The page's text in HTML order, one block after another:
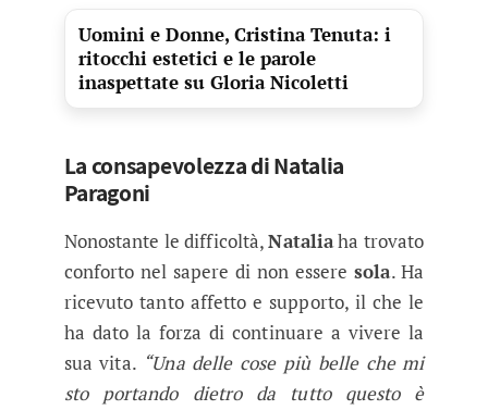
Uomini e Donne, Cristina Tenuta: i
ritocchi estetici e le parole
inaspettate su Gloria Nicoletti
La consapevolezza di Natalia
Paragoni
Nonostante le difficoltà,Nataliaha trovato
conforto nel sapere di non esseresola. Ha
ricevuto tanto affetto e supporto, il che le
ha dato la forza di continuare a vivere la
sua vita. “Una delle cose più belle che mi
sto portando dietro da tutto questo è